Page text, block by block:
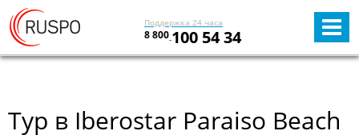
Поддержка 24 часа
8 800 100 54 34
Тур в Iberostar Paraiso Beach